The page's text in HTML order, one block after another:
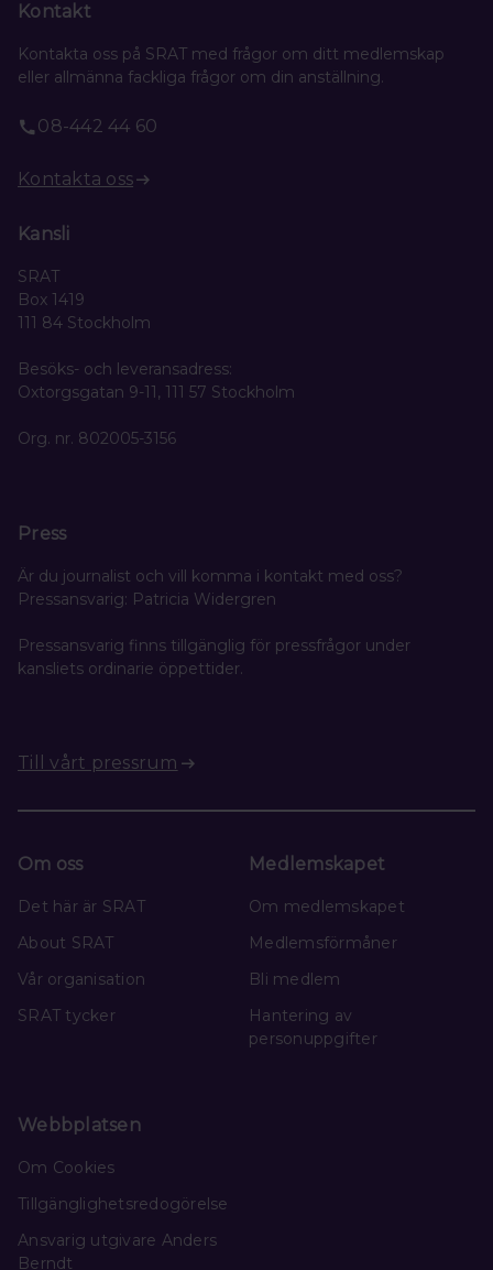
Kontakt
Kontakta oss på SRAT med frågor om ditt medlemskap
eller allmänna fackliga frågor om din anställning.
08-442 44 60
Kontakta oss
Kansli
SRAT
Box 1419
111 84 Stockholm
Besöks- och leveransadress:
Oxtorgsgatan 9-11, 111 57 Stockholm
Org. nr. 802005-3156
Press
Är du journalist och vill komma i kontakt med oss?
Pressansvarig: Patricia Widergren
Pressansvarig finns tillgänglig för pressfrågor under
kansliets ordinarie öppettider.
Till vårt pressrum
Om oss
Det här är SRAT
About SRAT
Vår organisation
SRAT tycker
Medlemskapet
Om medlemskapet
Medlemsförmåner
Bli medlem
Hantering av
personuppgifter
Webbplatsen
Om Cookies
Tillgänglighetsredogörelse
Ansvarig utgivare Anders
Berndt